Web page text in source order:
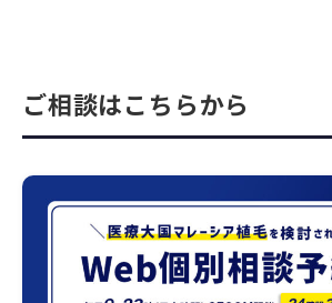
ご相談はこちらから